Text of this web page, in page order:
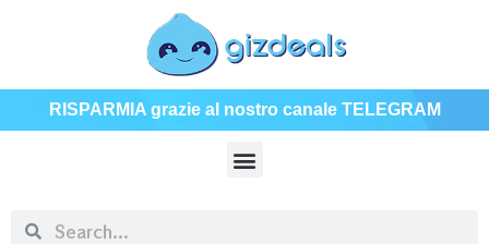
RISPARMIA grazie al nostro canale TELEGRAM